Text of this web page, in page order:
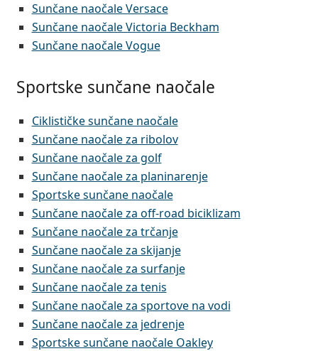
Sunčane naočale Versace
Sunčane naočale Victoria Beckham
Sunčane naočale Vogue
Sportske sunčane naočale
Ciklističke sunčane naočale
Sunčane naočale za ribolov
Sunčane naočale za golf
Sunčane naočale za planinarenje
Sportske sunčane naočale
Sunčane naočale za off-road biciklizam
Sunčane naočale za trčanje
Sunčane naočale za skijanje
Sunčane naočale za surfanje
Sunčane naočale za tenis
Sunčane naočale za sportove na vodi
Sunčane naočale za jedrenje
Sportske sunčane naočale Oakley